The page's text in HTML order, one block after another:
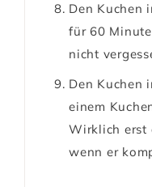
Den Kuchen
für 60
nicht
Den Kuchen
einem
Wirklich erst
wenn er